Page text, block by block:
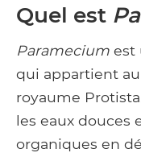
Quel est
Paramecium est
qui appartient
royaume
les eaux douces
organiques en